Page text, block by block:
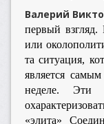
Валерий
первый
или
та ситуация,
является
неделе.
«элита»